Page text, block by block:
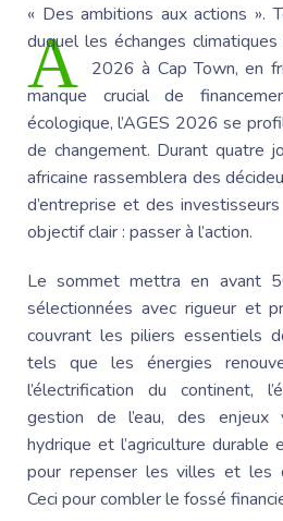
« Des ambitions aux actions ».
duquel les échanges
2026 à Cap Town, en
A
manque crucial de
écologique, l’AGES 2026 se
de changement. Durant quatre
africaine rassemblera des
d’entreprise et des
objectif clair : passer à l’action.
Le sommet mettra en avant
sélectionnées avec rigueur et
couvrant les piliers essentiels
tels que les énergies
l’électrification du continent,
gestion de l’eau, des
hydrique et l’agriculture
pour repenser les villes et les
Ceci pour combler le fossé